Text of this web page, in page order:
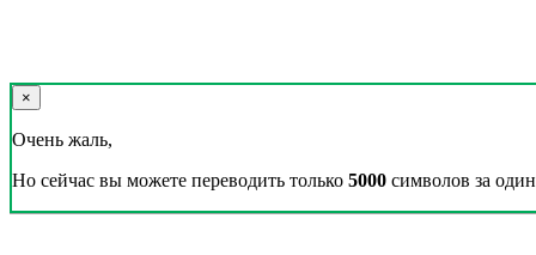
×
Очень жаль,
Но сейчас вы можете переводить только 5000 символов за